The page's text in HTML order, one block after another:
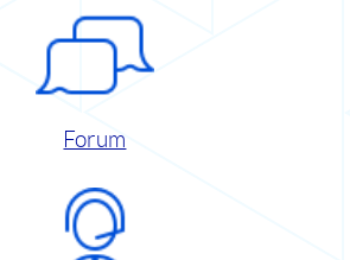
Forum